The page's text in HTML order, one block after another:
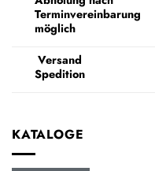
Terminvereinbarung
möglich
Versand
Spedition
KATALOGE